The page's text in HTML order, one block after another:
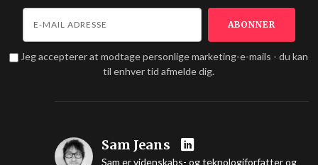
Jeg accepterer at modtage personlige marketing-e-mails - du kan
til enhver tid afmelde dig.
Sam Jeans
Sam er videnskabs- og teknologiforfatter og